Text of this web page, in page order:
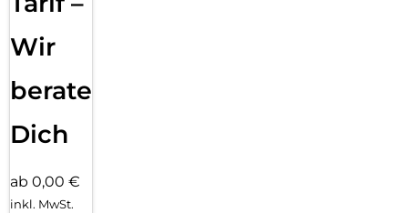
Wir
beraten
Dich
ab 0,00 €
inkl. MwSt.